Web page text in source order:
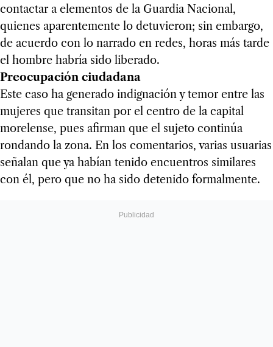
contactar a elementos de la Guardia Nacional,
quienes aparentemente lo detuvieron; sin embargo,
de acuerdo con lo narrado en redes, horas más tarde
el hombre habría sido liberado.
Preocupación ciudadana
Este caso ha generado indignación y temor entre las
mujeres que transitan por el centro de la capital
morelense, pues afirman que el sujeto continúa
rondando la zona. En los comentarios, varias usuarias
señalan que ya habían tenido encuentros similares
con él, pero que no ha sido detenido formalmente.